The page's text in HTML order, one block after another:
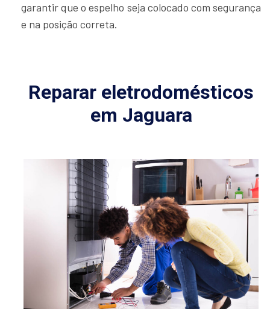
garantir que o espelho seja colocado com segurança
e na posição correta.
Reparar eletrodomésticos
em Jaguara